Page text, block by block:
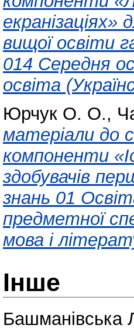
екранізаціях»
вищої освіти
014 Середня
освіта
Юрчук О. О.,
матеріали до
компоненти
здобувачів
знань 01
предметної
мова і
Інше
Башманівська